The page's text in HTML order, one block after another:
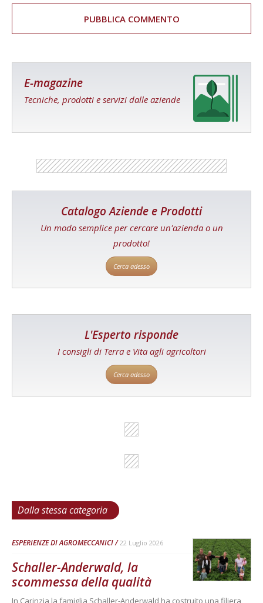
E-magazine
Tecniche, prodotti e servizi dalle aziende
Catalogo Aziende e Prodotti
Un modo semplice per cercare un'azienda o un
prodotto!
Cerca adesso
L'Esperto risponde
I consigli di Terra e Vita agli agricoltori
Cerca adesso
Dalla stessa categoria
ESPERIENZE DI AGROMECCANICI 22 Luglio 2026
Schaller-Anderwald, la
scommessa della qualità
In Carinzia la famiglia Schaller-Anderwald ha costruito una filiera